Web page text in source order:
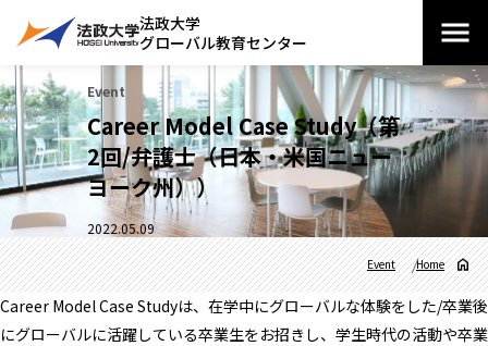
法政大学
グローバル教育センター
Event
Career Model Case Study（第
2回/弁護士（日本・米国ニュー
ヨーク州））
2022.05.09
Home
Event
Career Model Case Studyは、在学中にグローバルな体験をした/卒業後
にグローバルに活躍している卒業生をお招きし、学生時代の活動や卒業